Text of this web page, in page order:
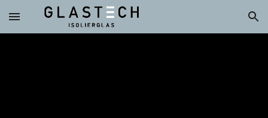
Skip to main content Skip to navigation